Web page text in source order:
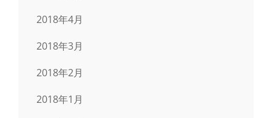
2018年4月
2018年3月
2018年2月
2018年1月